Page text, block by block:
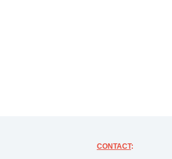
CONTACT: